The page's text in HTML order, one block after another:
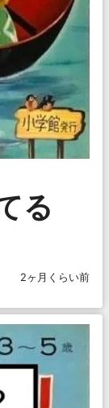
る
2ヶ月くらい前